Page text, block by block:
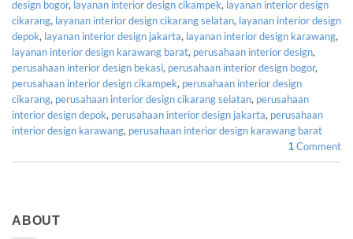
design bogor, layanan interior design cikampek, layanan interior design
cikarang, layanan interior design cikarang selatan, layanan interior design
depok, layanan interior design jakarta, layanan interior design karawang,
layanan interior design karawang barat, perusahaan interior design,
perusahaan interior design bekasi, perusahaan interior design bogor,
perusahaan interior design cikampek, perusahaan interior design
cikarang, perusahaan interior design cikarang selatan, perusahaan
interior design depok, perusahaan interior design jakarta, perusahaan
interior design karawang, perusahaan interior design karawang barat
1 Comment
ABOUT